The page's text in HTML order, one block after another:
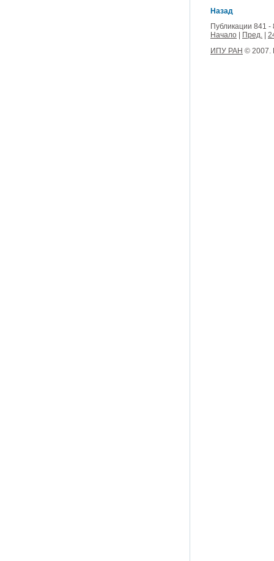
Назад
Публикации 841 -
Начало
Пред.
ИПУ РАН © 2007.